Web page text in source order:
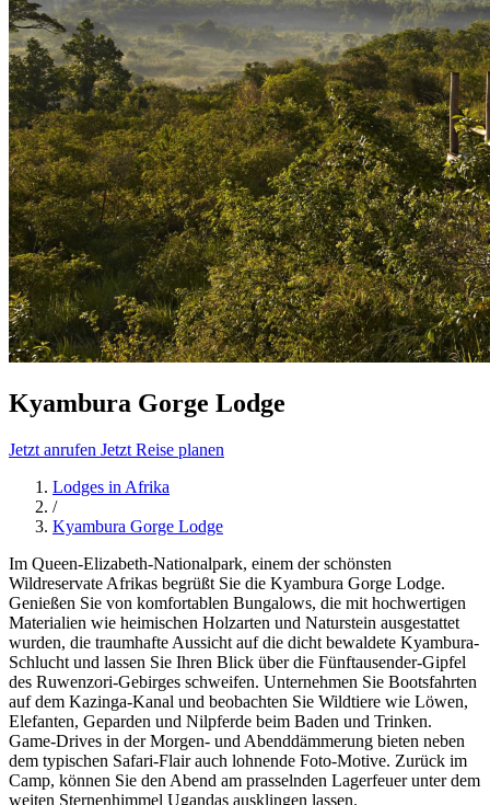
Kyambura Gorge Lodge
Jetzt anrufen Jetzt Reise planen
Lodges in Afrika
/
Kyambura Gorge Lodge
Im Queen-Elizabeth-Nationalpark, einem der schönsten
Wildreservate Afrikas begrüßt Sie die Kyambura Gorge Lodge.
Genießen Sie von komfortablen Bungalows, die mit hochwertigen
Materialien wie heimischen Holzarten und Naturstein ausgestattet
wurden, die traumhafte Aussicht auf die dicht bewaldete Kyambura-
Schlucht und lassen Sie Ihren Blick über die Fünftausender-Gipfel
des Ruwenzori-Gebirges schweifen. Unternehmen Sie Bootsfahrten
auf dem Kazinga-Kanal und beobachten Sie Wildtiere wie Löwen,
Elefanten, Geparden und Nilpferde beim Baden und Trinken.
Game-Drives in der Morgen- und Abenddämmerung bieten neben
dem typischen Safari-Flair auch lohnende Foto-Motive. Zurück im
Camp, können Sie den Abend am prasselnden Lagerfeuer unter dem
weiten Sternenhimmel Ugandas ausklingen lassen.